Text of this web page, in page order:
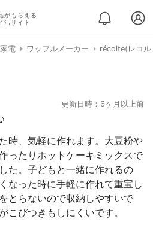
がもらえる
活サイト
電 ワッフルメーカー récolte(レコル
更新日時：6ヶ月以上前
時、気軽に作れます。大豆粉や
ったりホットケーキミックスで
た。子どもと一緒に作れるの
なった時に手軽に作れて重宝し
とらないので収納しやすいで
こびつきもしにくいです。